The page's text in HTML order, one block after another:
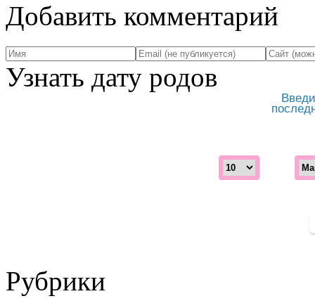
Добавить комментарий
Узнать дату родов
Рубрики